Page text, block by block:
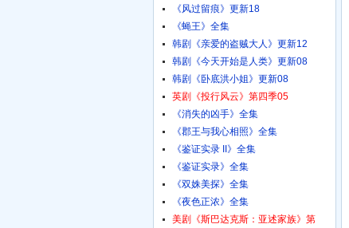
《风过留痕》更新18
《蝇王》全集
韩剧《亲爱的盗贼大人》更新12
韩剧《今天开始是人类》更新08
韩剧《卧底洪小姐》更新08
英剧《投行风云》第四季05
《消失的凶手》全集
《郡王与我心相照》全集
《鉴证实录 II》全集
《鉴证实录》全集
《双姝美探》全集
《夜色正浓》全集
美剧《斯巴达克斯：亚述家族》第